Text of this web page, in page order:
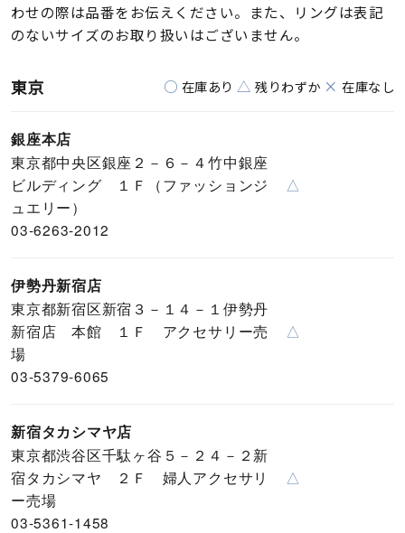
わせの際は品番をお伝えください。また、リングは表記
のないサイズのお取り扱いはございません。
○ 在庫あり △ 残りわずか × 在庫なし
東京
銀座本店
東京都中央区銀座２－６－４竹中銀座
ビルディング １Ｆ（ファッションジ
ュエリー）
03-6263-2012
△
伊勢丹新宿店
東京都新宿区新宿３－１４－１伊勢丹
新宿店 本館 １Ｆ アクセサリー売
場
03-5379-6065
△
新宿タカシマヤ店
東京都渋谷区千駄ヶ谷５－２４－２新
宿タカシマヤ ２Ｆ 婦人アクセサリ
ー売場
03-5361-1458
△